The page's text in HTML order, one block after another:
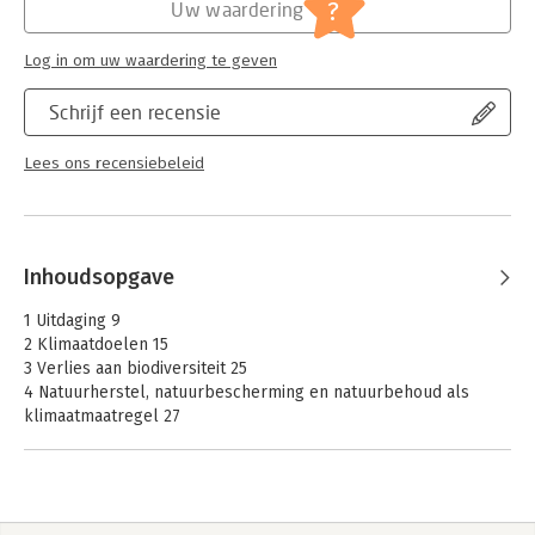
Schrijf een recensie
Lees ons recensiebeleid
Uw waardering ?
Log in om uw waardering te geven
Inhoudsopgave
1 Uitdaging 9
2 Klimaatdoelen 15
3 Verlies aan biodiversiteit 25
4 Natuurherstel, natuurbescherming en natuurbehoud als
klimaatmaatregel 27